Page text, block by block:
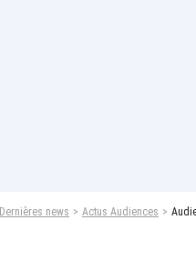
Dernières news Actus Audiences